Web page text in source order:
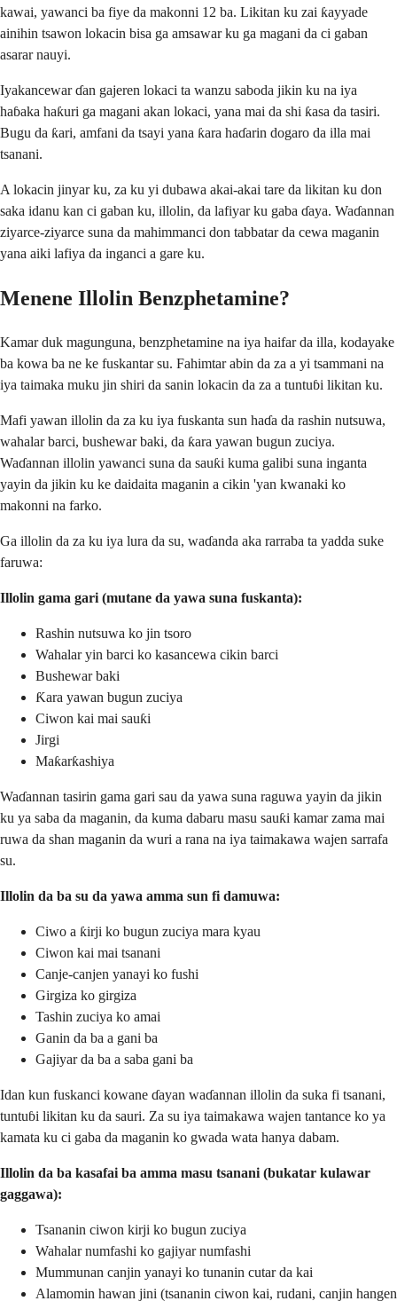
kawai, yawanci ba fiye da makonni 12 ba. Likitan ku zai ƙayyade
ainihin tsawon lokacin bisa ga amsawar ku ga magani da ci gaban
asarar nauyi.
Iyakancewar ɗan gajeren lokaci ta wanzu saboda jikin ku na iya
haɓaka haƙuri ga magani akan lokaci, yana mai da shi ƙasa da tasiri.
Bugu da ƙari, amfani da tsayi yana ƙara haɗarin dogaro da illa mai
tsanani.
A lokacin jinyar ku, za ku yi dubawa akai-akai tare da likitan ku don
saka idanu kan ci gaban ku, illolin, da lafiyar ku gaba ɗaya. Waɗannan
ziyarce-ziyarce suna da mahimmanci don tabbatar da cewa maganin
yana aiki lafiya da inganci a gare ku.
Menene Illolin Benzphetamine?
Kamar duk magunguna, benzphetamine na iya haifar da illa, kodayake
ba kowa ba ne ke fuskantar su. Fahimtar abin da za a yi tsammani na
iya taimaka muku jin shiri da sanin lokacin da za a tuntuɓi likitan ku.
Mafi yawan illolin da za ku iya fuskanta sun haɗa da rashin nutsuwa,
wahalar barci, bushewar baki, da ƙara yawan bugun zuciya.
Waɗannan illolin yawanci suna da sauƙi kuma galibi suna inganta
yayin da jikin ku ke daidaita maganin a cikin 'yan kwanaki ko
makonni na farko.
Ga illolin da za ku iya lura da su, waɗanda aka rarraba ta yadda suke
faruwa:
Illolin gama gari (mutane da yawa suna fuskanta):
Rashin nutsuwa ko jin tsoro
Wahalar yin barci ko kasancewa cikin barci
Bushewar baki
Ƙara yawan bugun zuciya
Ciwon kai mai sauƙi
Jirgi
Maƙarƙashiya
Waɗannan tasirin gama gari sau da yawa suna raguwa yayin da jikin
ku ya saba da maganin, da kuma dabaru masu sauƙi kamar zama mai
ruwa da shan maganin da wuri a rana na iya taimakawa wajen sarrafa
su.
Illolin da ba su da yawa amma sun fi damuwa:
Ciwo a ƙirji ko bugun zuciya mara kyau
Ciwon kai mai tsanani
Canje-canjen yanayi ko fushi
Girgiza ko girgiza
Tashin zuciya ko amai
Ganin da ba a gani ba
Gajiyar da ba a saba gani ba
Idan kun fuskanci kowane ɗayan waɗannan illolin da suka fi tsanani,
tuntuɓi likitan ku da sauri. Za su iya taimakawa wajen tantance ko ya
kamata ku ci gaba da maganin ko gwada wata hanya dabam.
Illolin da ba kasafai ba amma masu tsanani (bukatar kulawar
gaggawa):
Tsananin ciwon kirji ko bugun zuciya
Wahalar numfashi ko gajiyar numfashi
Mummunan canjin yanayi ko tunanin cutar da kai
Alamomin hawan jini (tsananin ciwon kai, rudani, canjin hangen